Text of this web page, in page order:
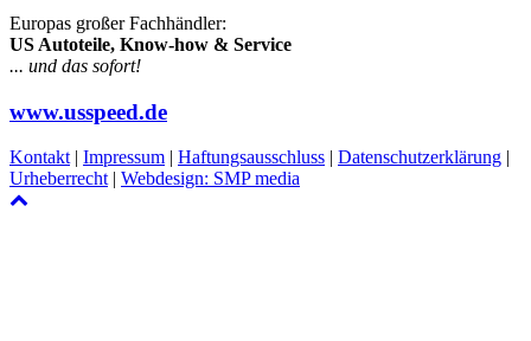
Europas großer Fachhändler:
US Autoteile, Know-how & Service
... und das sofort!
www.usspeed.de
Kontakt | Impressum | Haftungsausschluss | Datenschutzerklärung |
Urheberrecht | Webdesign: SMP media